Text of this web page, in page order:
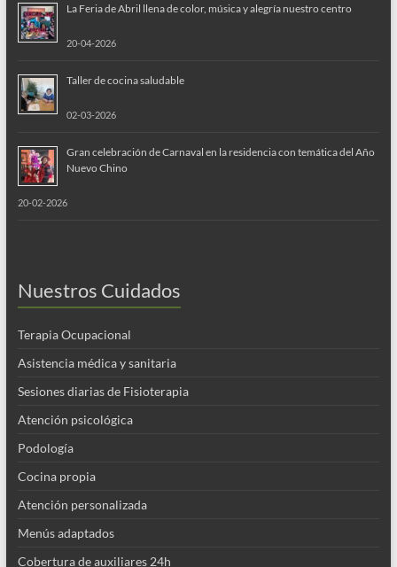
La Feria de Abril llena de color, música y alegría nuestro centro
20-04-2026
Taller de cocina saludable
02-03-2026
Gran celebración de Carnaval en la residencia con temática del Año
Nuevo Chino
20-02-2026
Nuestros Cuidados
Terapia Ocupacional
Asistencia médica y sanitaria
Sesiones diarias de Fisioterapia
Atención psicológica
Podología
Cocina propia
Atención personalizada
Menús adaptados
Cobertura de auxiliares 24h